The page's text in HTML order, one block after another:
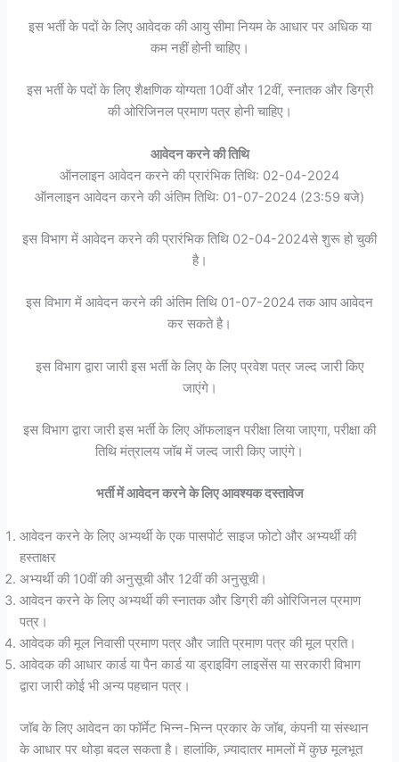
इस भर्ती के पदों के लिए आवेदक की आयु सीमा नियम के आधार पर अधिक या
कम नहीं होनी चाहिए।
इस भर्ती के पदों के लिए शैक्षणिक योग्यता 10वीं और 12वीं, स्नातक और डिग्री
की ओरिजिनल प्रमाण पत्र होनी चाहिए।
आवेदन करने की तिथि
ऑनलाइन आवेदन करने की प्रारंभिक तिथि: 02-04-2024
ऑनलाइन आवेदन करने की अंतिम तिथि: 01-07-2024 (23:59 बजे)
इस विभाग में आवेदन करने की प्रारंभिक तिथि 02-04-2024से शुरू हो चुकी
है।
इस विभाग में आवेदन करने की अंतिम तिथि 01-07-2024 तक आप आवेदन
कर सकते है।
इस विभाग द्वारा जारी इस भर्ती के लिए के लिए प्रवेश पत्र जल्द जारी किए
जाएंगे।
इस विभाग द्वारा जारी इस भर्ती के लिए ऑफलाइन परीक्षा लिया जाएगा, परीक्षा की
तिथि मंत्रालय जॉब में जल्द जारी किए जाएंगे।
भर्ती में आवेदन करने के लिए आवश्यक दस्तावेज
आवेदन करने के लिए अभ्यर्थी के एक पासपोर्ट साइज फोटो और अभ्यर्थी की
हस्ताक्षर
अभ्यर्थी की 10वीं की अनुसूची और 12वीं की अनुसूची।
आवेदन करने के लिए अभ्यर्थी की स्नातक और डिग्री की ओरिजिनल प्रमाण
पत्र।
आवेदक की मूल निवासी प्रमाण पत्र और जाति प्रमाण पत्र की मूल प्रति।
आवेदक की आधार कार्ड या पैन कार्ड या ड्राइविंग लाइसेंस या सरकारी विभाग
द्वारा जारी कोई भी अन्य पहचान पत्र।
जॉब के लिए आवेदन का फॉर्मेट भिन्न-भिन्न प्रकार के जॉब, कंपनी या संस्थान
के आधार पर थोड़ा बदल सकता है। हालांकि, ज़्यादातर मामलों में कुछ मूलभूत